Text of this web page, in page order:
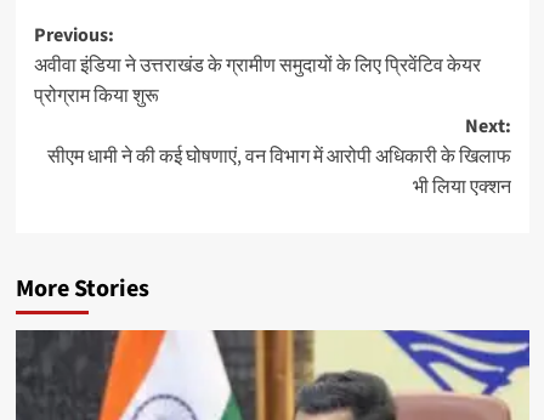
Post
navigation
Previous:
अवीवा इंडिया ने उत्तराखंड के ग्रामीण समुदायों के लिए प्रिवेंटिव केयर
प्रोग्राम किया शुरू
Next:
सीएम धामी ने की कई घोषणाएं, वन विभाग में आरोपी अधिकारी के खिलाफ
भी लिया एक्शन
More Stories